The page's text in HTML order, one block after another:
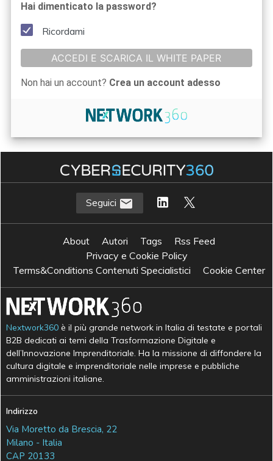
Hai dimenticato la password?
Ricordami
ACCEDI E SCARICA IL WHITE PAPER
Non hai un account? Crea un account adesso
Seguici
About Autori Tags
Rss Feed
Privacy e Cookie Policy
Terms&Conditions Contenuti Specialistici
Cookie Center
Nextwork360 è il più grande network in Italia di testate e portali
B2B dedicati ai temi della Trasformazione Digitale e
dell’Innovazione Imprenditoriale. Ha la missione di diffondere la
cultura digitale e imprenditoriale nelle imprese e pubbliche
amministrazioni italiane.
Indirizzo
Via Moretto da Brescia, 22
Milano - Italia
CAP 20133